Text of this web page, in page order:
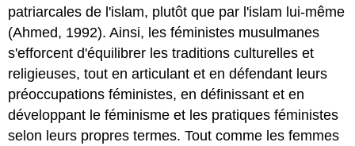
patriarcales de l'islam, plutôt que par l'islam lui-même
(Ahmed, 1992). Ainsi, les féministes musulmanes
s'efforcent d'équilibrer les traditions culturelles et
religieuses, tout en articulant et en défendant leurs
préoccupations féministes, en définissant et en
développant le féminisme et les pratiques féministes
selon leurs propres termes. Tout comme les femmes